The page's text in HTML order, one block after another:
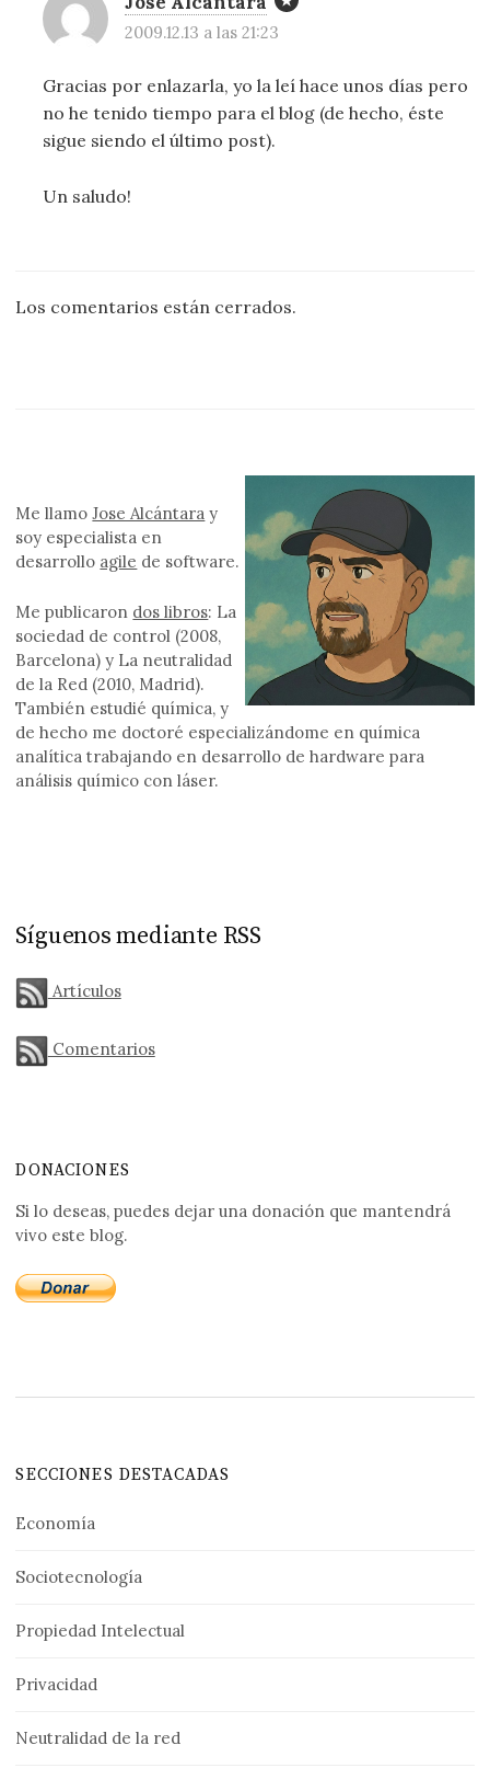
2009.12.13 a las 21:23
Gracias por enlazarla, yo la leí hace unos días pero
no he tenido tiempo para el blog (de hecho, éste
sigue siendo el último post).
Un saludo!
Los comentarios están cerrados.
Me llamoJose Alcántara y
soy especialista en
desarrollo agile de software.
Me publicaron dos libros: La
sociedad de control (2008,
Barcelona) y La neutralidad
de la Red (2010, Madrid).
También estudié química, y
de hecho me doctoré especializándome en química
analítica trabajando en desarrollo de hardware para
análisis químico con láser.
Síguenos mediante RSS
Artículos
Comentarios
DONACIONES
Si lo deseas, puedes dejar una donación que mantendrá
vivo este blog.
SECCIONES DESTACADAS
Economía
Sociotecnología
Propiedad Intelectual
Privacidad
Neutralidad de la red